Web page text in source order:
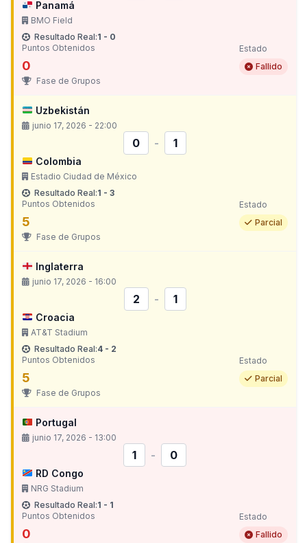
Panamá
BMO Field
Resultado Real:1 - 0
Puntos Obtenidos
0
Estado
Fallido
Fase de Grupos
Uzbekistán
junio 17, 2026 - 22:00
0 - 1
Colombia
Estadio Ciudad de México
Resultado Real:1 - 3
Puntos Obtenidos
5
Estado
Parcial
Fase de Grupos
Inglaterra
junio 17, 2026 - 16:00
2 - 1
Croacia
AT&T Stadium
Resultado Real:4 - 2
Puntos Obtenidos
5
Estado
Parcial
Fase de Grupos
Portugal
junio 17, 2026 - 13:00
1 - 0
RD Congo
NRG Stadium
Resultado Real:1 - 1
Puntos Obtenidos
0
Estado
Fallido